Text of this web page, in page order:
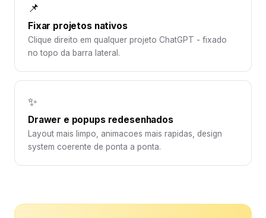
📌
Fixar projetos nativos
Clique direito em qualquer projeto ChatGPT - fixado
no topo da barra lateral.
✨
Drawer e popups redesenhados
Layout mais limpo, animacoes mais rapidas, design
system coerente de ponta a ponta.